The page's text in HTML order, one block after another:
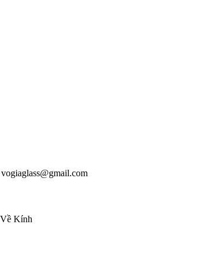
Kính